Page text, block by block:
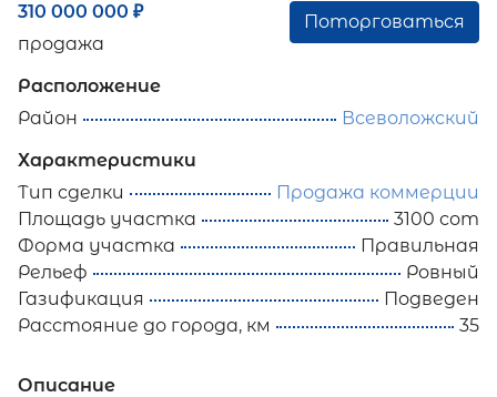
310 000 000 ₽
продажа
Поторговаться
Расположение
Район
Всеволожский
Характеристики
Тип сделки
Продажа коммерции
Площадь участка
3100 сот
Форма участка
Правильная
Рельеф
Ровный
Газификация
Подведен
Расстояние до города, км
35
Описание